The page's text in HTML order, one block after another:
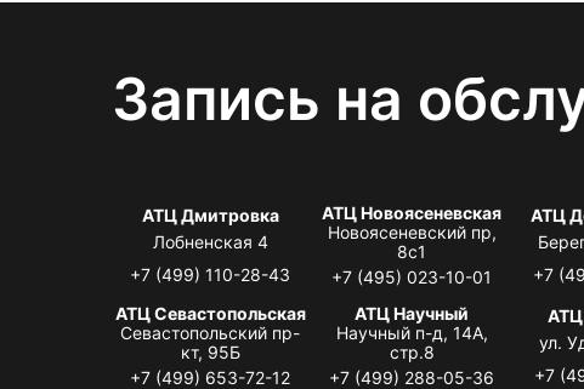
Запись на
АТЦ Дмитровка
Лобненская 4
+7 (499) 110-28-43
АТЦ Новоясеневская
Новоясеневский пр,
8с1
+7 (495) 023-10-01
АТЦ
+7
АТЦ Севастопольская
Севастопольский пр-
кт, 95Б
+7 (499) 653-72-12
АТЦ Научный
Научный п-д, 14А,
стр.8
+7 (499) 288-05-36
АТЦ
ул.
+7